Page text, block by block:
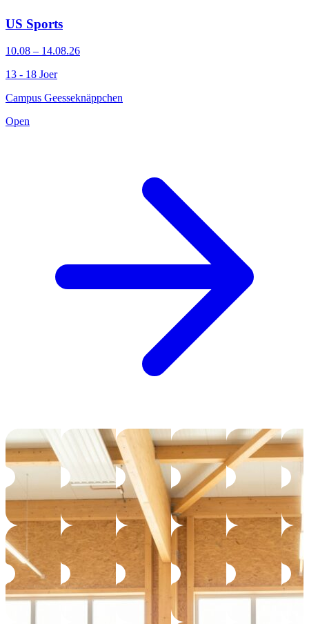
US Sports
10.08 – 14.08.26
13 - 18 Joer
Campus Geesseknäppchen
Open